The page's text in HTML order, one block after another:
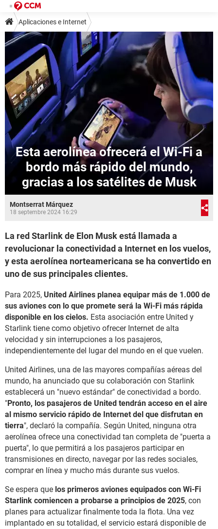
Aplicaciones e Internet
Esta aerolínea ofrecerá el Wi-Fi a
bordo más rápido del mundo,
gracias a los satélites de Musk
Montserrat Márquez
18 septembre 2024 16:29
La red Starlink de Elon Musk está llamada a
revolucionar la conectividad a Internet en los vuelos,
y esta aerolínea norteamericana se ha convertido en
uno de sus principales clientes.
Para 2025, United Airlines planea equipar más de 1.000 de
sus aviones con lo que promete será la Wi-Fi más rápida
disponible en los cielos. Esta asociación entre United y
Starlink tiene como objetivo ofrecer Internet de alta
velocidad y sin interrupciones a los pasajeros,
independientemente del lugar del mundo en el que vuelen.
United Airlines, una de las mayores compañías aéreas del
mundo, ha anunciado que su colaboración con Starlink
establecerá un "nuevo estándar" de conectividad a bordo.
"Pronto, los pasajeros de United tendrán acceso en el aire
al mismo servicio rápido de Internet del que disfrutan en
tierra", declaró la compañía. Según United, ninguna otra
aerolínea ofrece una conectividad tan completa de "puerta a
puerta", lo que permitirá a los pasajeros participar en
transmisiones en directo, navegar por las redes sociales,
comprar en línea y mucho más durante sus vuelos.
Se espera que los primeros aviones equipados con Wi-Fi
Starlink comiencen a probarse a principios de 2025, con
planes para actualizar finalmente toda la flota. Una vez
implantado en su totalidad, el servicio estará disponible de